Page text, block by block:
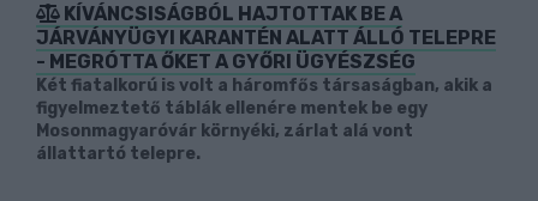
KÍVÁNCSISÁGBÓL HAJTOTTAK BE A
JÁRVÁNYÜGYI KARANTÉN ALATT ÁLLÓ TELEPRE
- MEGRÓTTA ŐKET A GYŐRI ÜGYÉSZSÉG
Két fiatalkorú is volt a háromfős társaságban, akik a
figyelmeztető táblák ellenére mentek be egy
Mosonmagyaróvár környéki, zárlat alá vont
állattartó telepre.